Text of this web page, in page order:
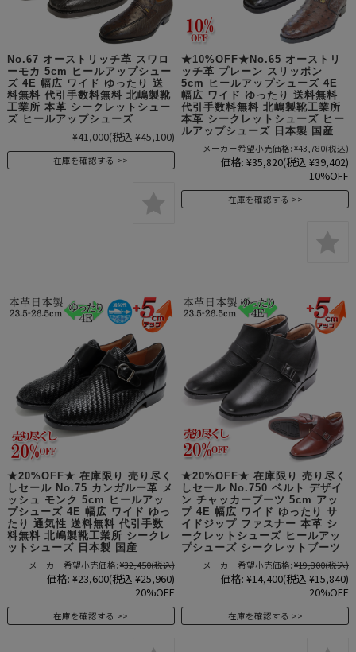
No.67 オーストリッチ革 スワロ
ーモカ 5cm ヒールアップシュー
ズ 4E 幅広 ワイド ゆったり 送
料無料 代引手数料無料 北嶋製靴
工業所 本革 シークレットシュー
ズ ヒールアップシューズ
¥41,000(税込 ¥45,100)
在庫を確認する
★10%OFF★No.65 オーストリ
ッチ革 プレーン スリッポン
5cm ヒールアップシューズ 4E
幅広 ワイド ゆったり 送料無料
代引手数料無料 北嶋製靴工業所
本革 シークレットシューズ ヒー
ルアップシューズ 日本製 国産
メーカー希望小売価格: ¥43,780(税込)
価格: ¥35,820(税込 ¥39,402)
10%OFF
在庫を確認する
★20%OFF★ 在庫限り 売り尽く
しセール No.75 カンガルー革 メ
ッシュ モンク 5cm ヒールアッ
プシューズ 4E 幅広 ワイド ゆっ
たり 通気性 送料無料 代引手数
料無料 北嶋製靴工業所 シークレ
ットシューズ 日本製 国産
メーカー希望小売価格:¥32,450(税込)
価格: ¥23,600(税込 ¥25,960)
20%OFF
在庫を確認する
★20%OFF★ 在庫限り 売り尽く
しセール No.750 ベルト デザイ
ン チャッカーブーツ 5cm アッ
プ 4E 幅広 ワイド ゆったり サ
イドジップ ファスナー 本革 シ
ークレットシューズ ヒールアッ
プシューズ シークレットブーツ
メーカー希望小売価格: ¥19,800(税込)
価格: ¥14,400(税込 ¥15,840)
20%OFF
在庫を確認する